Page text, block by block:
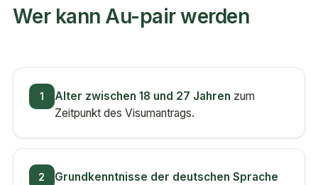
Wer kann Au-pair werden
1 Alter zwischen 18 und 27 Jahren zum
Zeitpunkt des Visumantrags.
2
Grundkenntnisse der deutschen Sprache